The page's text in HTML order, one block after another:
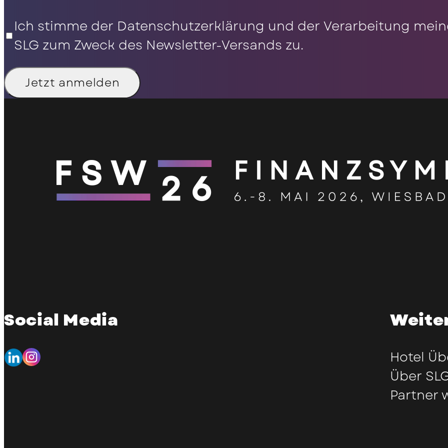
Anfahrtsbeschreibung
Hotel Übersicht
Datenschutz*
Ich stimme der Datenschutzerklärung und der Verarbeitung
SLG zum Zweck des Newsletter-Versands zu.
Jetzt anmelden
Social Media
Hotel
Über
Partner